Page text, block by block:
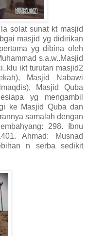
solat sunat kt masjid
masjid yg didirikan
yg dibina oleh
s.a.w..Masjid
ikt turutan masjid2
Masjid Nabawi
Masjid Quba
yg mengambil
ke Masjid Quba dan
samalah dengan
298. Ibnu
Ahmad: Musnad
n serba sedikit